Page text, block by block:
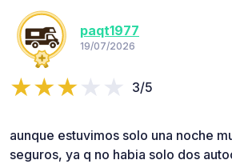
paqt1977
19/07/2026
3/5
aunque estuvimos solo una noche
seguros, ya q no habia solo dos